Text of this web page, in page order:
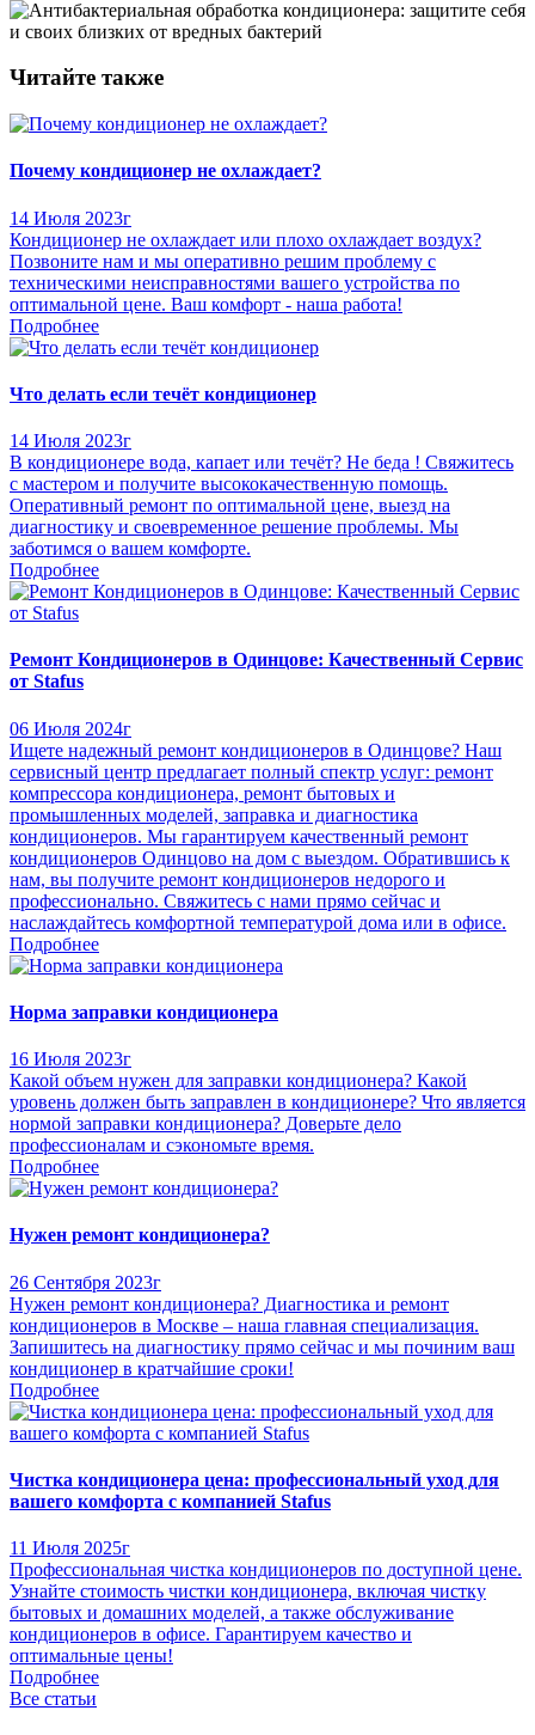
Читайте также
Почему кондиционер не охлаждает?
14 Июля 2023г
Кондиционер не охлаждает или плохо охлаждает воздух?
Позвоните нам и мы оперативно решим проблему с
техническими неисправностями вашего устройства по
оптимальной цене. Ваш комфорт - наша работа!
Подробнее
Что делать если течёт кондиционер
14 Июля 2023г
В кондиционере вода, капает или течёт? Не беда ! Свяжитесь
с мастером и получите высококачественную помощь.
Оперативный ремонт по оптимальной цене, выезд на
диагностику и своевременное решение проблемы. Мы
заботимся о вашем комфорте.
Подробнее
Ремонт Кондиционеров в Одинцове: Качественный Сервис
от Stafus
06 Июля 2024г
Ищете надежный ремонт кондиционеров в Одинцове? Наш
сервисный центр предлагает полный спектр услуг: ремонт
компрессора кондиционера, ремонт бытовых и
промышленных моделей, заправка и диагностика
кондиционеров. Мы гарантируем качественный ремонт
кондиционеров Одинцово на дом с выездом. Обратившись к
нам, вы получите ремонт кондиционеров недорого и
профессионально. Свяжитесь с нами прямо сейчас и
наслаждайтесь комфортной температурой дома или в офисе.
Подробнее
Норма заправки кондиционера
16 Июля 2023г
Какой объем нужен для заправки кондиционера? Какой
уровень должен быть заправлен в кондиционере? Что является
нормой заправки кондиционера? Доверьте дело
профессионалам и сэкономьте время.
Подробнее
Нужен ремонт кондиционера?
26 Сентября 2023г
Нужен ремонт кондиционера? Диагностика и ремонт
кондиционеров в Москве – наша главная специализация.
Запишитесь на диагностику прямо сейчас и мы починим ваш
кондиционер в кратчайшие сроки!
Подробнее
Чистка кондиционера цена: профессиональный уход для
вашего комфорта с компанией Stafus
11 Июля 2025г
Профессиональная чистка кондиционеров по доступной цене.
Узнайте стоимость чистки кондиционера, включая чистку
бытовых и домашних моделей, а также обслуживание
кондиционеров в офисе. Гарантируем качество и
оптимальные цены!
Подробнее
Все статьи